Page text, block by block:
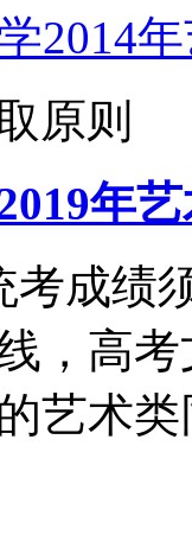
2014
原则
年
考成绩
，高
艺术